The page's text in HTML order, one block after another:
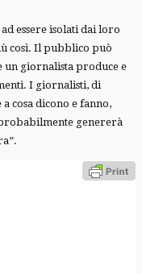
essere isolati dai loro
così. Il pubblico può
un giornalista produce e
I giornalisti, di
cosa dicono e fanno,
genererà